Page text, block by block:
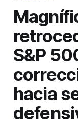
S&P
hacia